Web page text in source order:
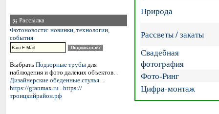
Рассылка
Фотоновости: новинки, технологии,
события
Выбрать Подзорные трубы для
наблюдения и фото далеких объектов. .
Дизайнерские обеденные стулья. .
https://granmax.ru . https://
троицкийрайон.рф
Природа
Рассветы / закаты
Свадебная
фотография
Фото-Ринг
Цифра-монтаж